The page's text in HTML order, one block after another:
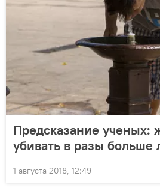
Предсказание ученых:
убивать в разы больше
1 августа 2018, 12:49